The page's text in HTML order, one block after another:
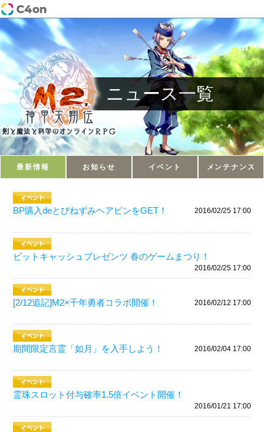
ニュース一覧
最新情報 お知らせ イベント メンテナンス
BP購入deとびねずみヘアピンをGET！ 2016/02/25 17:00
ビットキャッシュプレゼンツ 春のゲームまつり！
2016/02/25 17:00
[2/12追記]M2×千年勇者コラボ開催！ 2016/02/12 17:00
期間限定言霊「如月」を入手しよう！ 2016/02/04 17:00
霊珠スロット付与確率1.5倍イベント開催！
2016/01/21 17:00